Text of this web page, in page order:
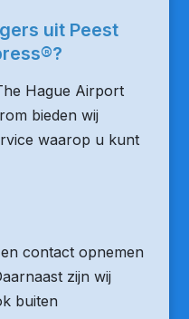
uit Peest
Hague Airport
bieden wij
waarop u kunt
contact opnemen
zijn wij
buiten